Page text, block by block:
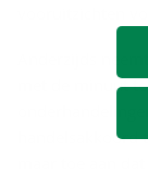
Anderzijds
met de minuut
handelsakkoord
maar toe aan